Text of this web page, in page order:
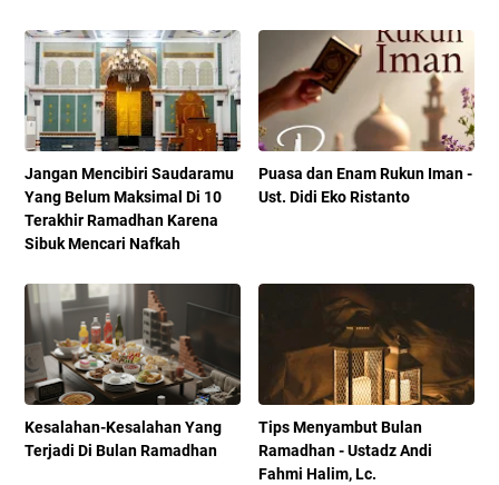
Jangan Mencibiri Saudaramu
Yang Belum Maksimal Di 10
Terakhir Ramadhan Karena
Sibuk Mencari Nafkah
Puasa dan Enam Rukun Iman -
Ust. Didi Eko Ristanto
Kesalahan-Kesalahan Yang
Terjadi Di Bulan Ramadhan
Tips Menyambut Bulan
Ramadhan - Ustadz Andi
Fahmi Halim, Lc.